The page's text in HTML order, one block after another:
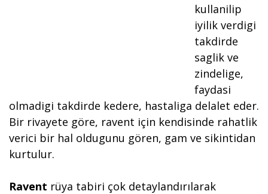
kullanilip
iyilik verdigi
takdirde
saglik ve
zindelige,
faydasi
olmadigi takdirde kedere, hastaliga delalet eder.
Bir rivayete göre, ravent için kendisinde rahatlik
verici bir hal oldugunu gören, gam ve sikintidan
kurtulur.
Ravent rüya tabiri çok detaylandırılarak